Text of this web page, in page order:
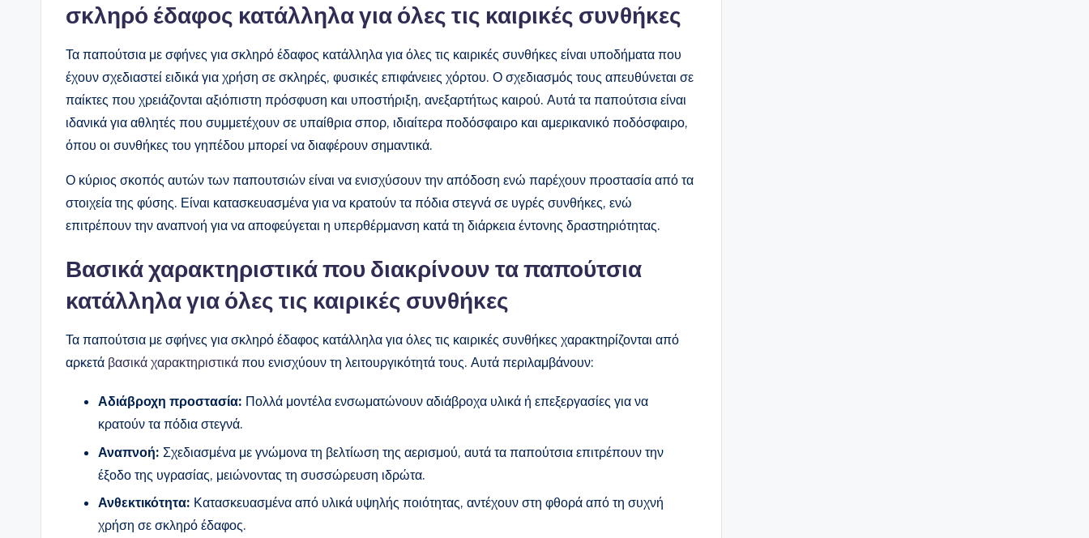
σκληρό έδαφος κατάλληλα για όλες τις καιρικές συνθήκες
Τα παπούτσια με σφήνες για σκληρό έδαφος κατάλληλα για όλες τις καιρικές συνθήκες είναι υποδήματα που
έχουν σχεδιαστεί ειδικά για χρήση σε σκληρές, φυσικές επιφάνειες χόρτου. Ο σχεδιασμός τους απευθύνεται σε
παίκτες που χρειάζονται αξιόπιστη πρόσφυση και υποστήριξη, ανεξαρτήτως καιρού. Αυτά τα παπούτσια είναι
ιδανικά για αθλητές που συμμετέχουν σε υπαίθρια σπορ, ιδιαίτερα ποδόσφαιρο και αμερικανικό ποδόσφαιρο,
όπου οι συνθήκες του γηπέδου μπορεί να διαφέρουν σημαντικά.
Ο κύριος σκοπός αυτών των παπουτσιών είναι να ενισχύσουν την απόδοση ενώ παρέχουν προστασία από τα
στοιχεία της φύσης. Είναι κατασκευασμένα για να κρατούν τα πόδια στεγνά σε υγρές συνθήκες, ενώ
επιτρέπουν την αναπνοή για να αποφεύγεται η υπερθέρμανση κατά τη διάρκεια έντονης δραστηριότητας.
Βασικά χαρακτηριστικά που διακρίνουν τα παπούτσια
κατάλληλα για όλες τις καιρικές συνθήκες
Τα παπούτσια με σφήνες για σκληρό έδαφος κατάλληλα για όλες τις καιρικές συνθήκες χαρακτηρίζονται από
αρκετά βασικά χαρακτηριστικά που ενισχύουν τη λειτουργικότητά τους. Αυτά περιλαμβάνουν:
Αδιάβροχη προστασία: Πολλά μοντέλα ενσωματώνουν αδιάβροχα υλικά ή επεξεργασίες για να
κρατούν τα πόδια στεγνά.
Αναπνοή: Σχεδιασμένα με γνώμονα τη βελτίωση της αερισμού, αυτά τα παπούτσια επιτρέπουν την
έξοδο της υγρασίας, μειώνοντας τη συσσώρευση ιδρώτα.
Ανθεκτικότητα: Κατασκευασμένα από υλικά υψηλής ποιότητας, αντέχουν στη φθορά από τη συχνή
χρήση σε σκληρό έδαφος.